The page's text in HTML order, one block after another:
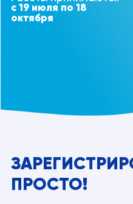
с 19 июля по 18
октября
ПРОСТО!